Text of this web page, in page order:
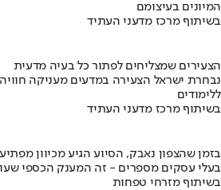
המיונים בעיצומם
בשיתוף מרכז מדעני העתיד
הצעירים שמצליחים לפתור כל בעיה מדעית
נבחרת ישראל הצעירה במדעים מעניקה
ללימודים
בשיתוף מרכז מדעני העתיד
בזמן שהצפון נאבק, הסיוע הגיע מכיוון מפתיע
בעלי עסקים מספרים - זה המענק הכספי
בשיתוף מזרחי טפחות